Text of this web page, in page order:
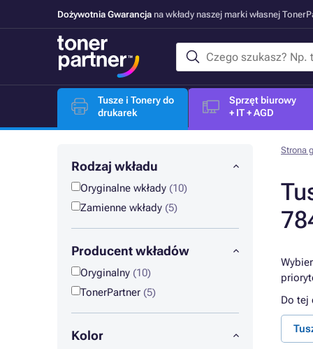
Dożywotnia Gwarancja na wkłady naszej marki własnej
Tusze i Tonery do
drukarek
Sprzęt biurowy
+ IT + AGD
Rodzaj wkładu
Oryginalne wkłady (10)
Zamienne wkłady (5)
Producent wkładów
Oryginalny (10)
TonerPartner (5)
Kolor
Strona
Do tej